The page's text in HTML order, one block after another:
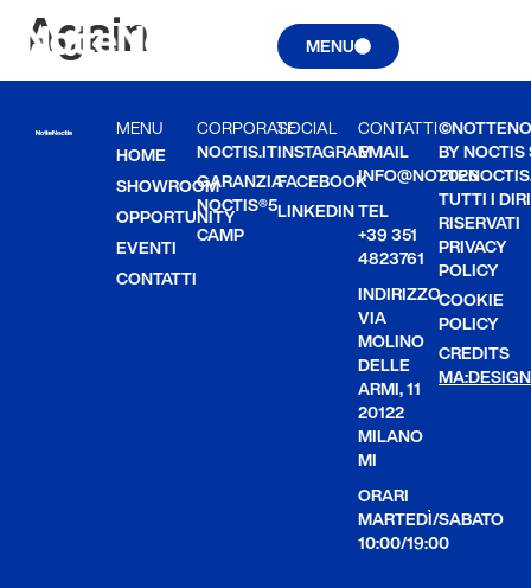
MENU
Again
MENU
HOME
SHOWROOM
OPPORTUNITY
EVENTI
CONTATTI
CORPORATE
NOCTIS.IT
GARANZIA
NOCTIS®5
CAMP
SOCIAL
INSTAGRAM
FACEBOOK
LINKEDIN
CONTATTI
EMAIL
TEL
+39 351
4823761
INDIRIZZO
VIA
MOLINO
DELLE
ARMI, 11
20122
MILANO
MI
ORARI
MARTEDÌ/SABATO
10:00/19:00
BY NOCTIS
2026
TUTTI I
RISERVATI
PRIVACY
POLICY
COOKIE
POLICY
CREDITS
MA:DESIGN